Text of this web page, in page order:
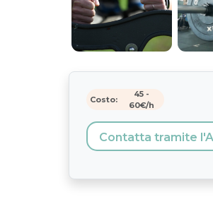
Costo:
45 -
60€/h
Contatta tramite